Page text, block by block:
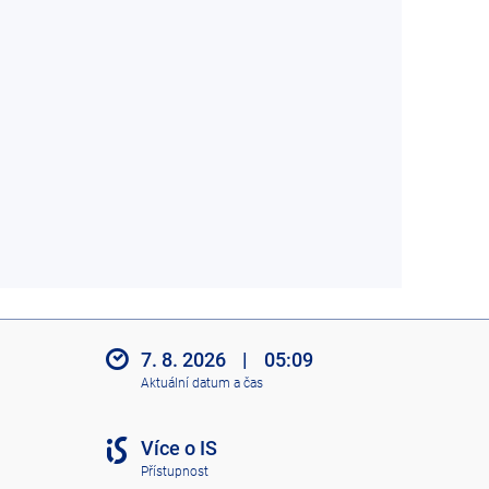
7. 8. 2026 | 05:09
Aktuální datum a čas
Více o IS
Přístupnost